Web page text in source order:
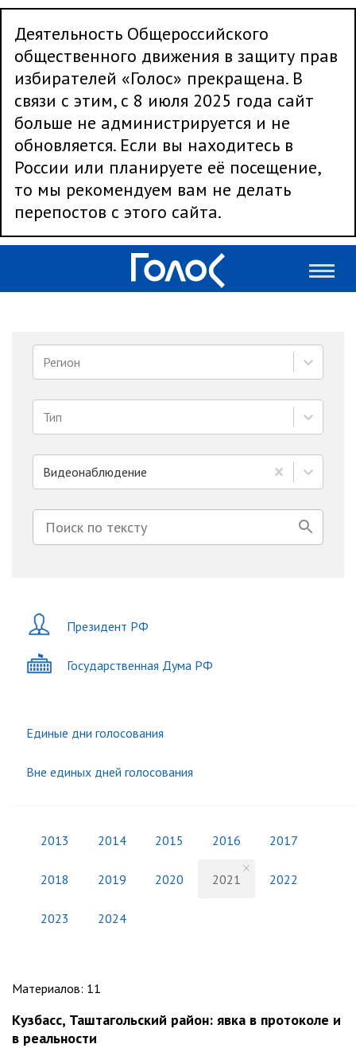
Деятельность Общероссийского
общественного движения в защиту прав
избирателей «Голос» прекращена. В
связи с этим, с 8 июля 2025 года сайт
больше не администрируется и не
обновляется. Если вы находитесь в
России или планируете её посещение,
то мы рекомендуем вам не делать
перепостов с этого сайта.
Регион
Тип
Видеонаблюдение
Президент РФ
Государственная Дума РФ
Единые дни голосования
Вне единых дней голосования
2013 2014 2015 2016 2017
2018 2019 2020 2021 2022
2023 2024
Материалов: 11
Кузбасс, Таштагольский район: явка в протоколе и
в реальности